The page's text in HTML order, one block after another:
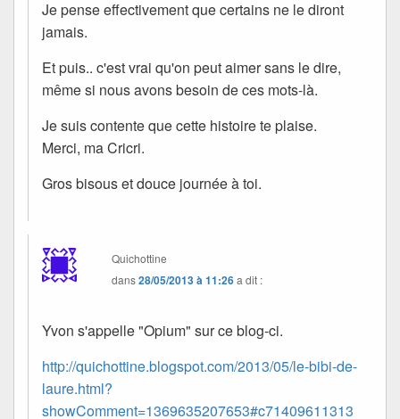
Je pense effectivement que certains ne le diront
jamais.
Et puis.. c'est vrai qu'on peut aimer sans le dire,
même si nous avons besoin de ces mots-là.
Je suis contente que cette histoire te plaise.
Merci, ma Cricri.
Gros bisous et douce journée à toi.
Quichottine
dans28/05/2013 à 11:26a dit :
Yvon s'appelle "Opium" sur ce blog-ci.
http://quichottine.blogspot.com/2013/05/le-bibi-de-
laure.html?
showComment=1369635207653#c71409611313